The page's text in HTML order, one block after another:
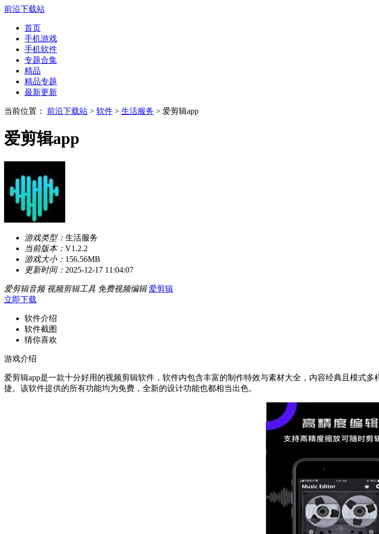
前沿下载站
首页
手机游戏
手机软件
专题合集
精品
精品专题
最新更新
当前位置： 前沿下载站 > 软件 > 生活服务 > 爱剪辑app
爱剪辑app
游戏类型： 生活服务
当前版本： V1.2.2
游戏大小： 156.56MB
更新时间： 2025-12-17 11:04:07
爱剪辑音频 视频剪辑工具 免费视频编辑 爱剪辑
立即下载
软件介绍
软件截图
猜你喜欢
游戏介绍
爱剪辑app是一款十分好用的视频剪辑软件，软件内包含丰富的制作特效与素材大全，内容经典且模式
捷。该软件提供的所有功能均为免费，全新的设计功能也都相当出色。